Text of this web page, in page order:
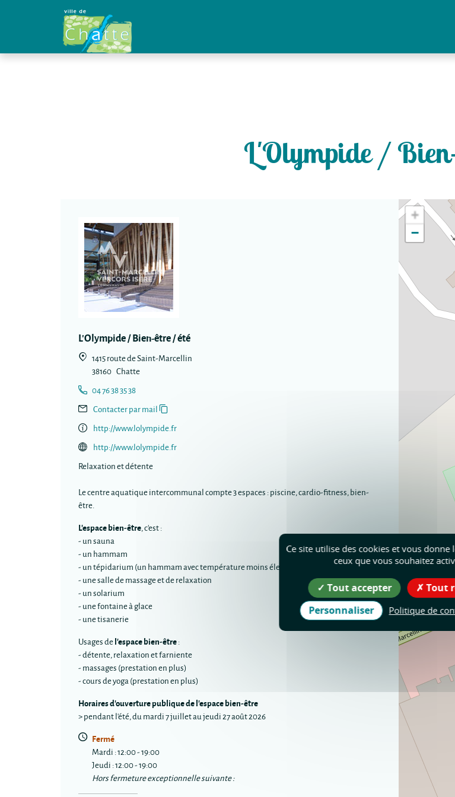
L'Olympide /
L'Olympide / Bien-être / été
1415 route de Saint-Marcellin
38160 Chatte
04 76 38 35 38
Contacter par mail
http://www.lolympide.fr
http://www.lolympide.fr
Relaxation et détente
Le centre aquatique intercommunal compte 3 espaces : piscine, cardio-fitness, bien-
être.
L'espace bien-être, c'est :
- un sauna
- un hammam
- un tépidarium (un hammam avec température moins élevée)
- une salle de massage et de relaxation
- un solarium
- une fontaine à glace
- une tisanerie
Usages del'espace bien-être:
- détente, relaxation et farniente
- massages (prestation en plus)
- cours de yoga (prestation en plus)
Horaires d'ouverture publique de l'espace bien-être
> pendant l'été, du mardi 7 juillet au jeudi 27 août 2026
Fermé
Mardi : 12:00 - 19:00
Jeudi : 12:00 - 19:00
Hors fermeture exceptionnelle suivante :
+
−
Panneau de gestion des cookies
Ce site utilise des cookies et vous donne
ceux que vous souhaitez
Tout accepter
Tout
Personnaliser
Politique de